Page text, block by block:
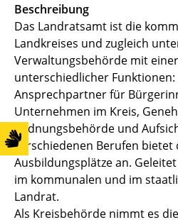
Beschreibung
Das Landratsamt ist die
Landkreises und zugleich
Verwaltungsbehörde mit
unterschiedlicher
Ansprechpartner für
Unternehmen im Kreis,
Ordnungsbehörde und
verschiedenen Berufen bietet
Ausbildungsplätze an.
im kommunalen und im
Landrat.
Als Kreisbehörde nimmt es